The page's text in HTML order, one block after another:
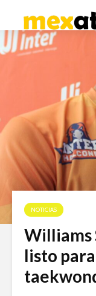
NOTICIAS
Williams
listo